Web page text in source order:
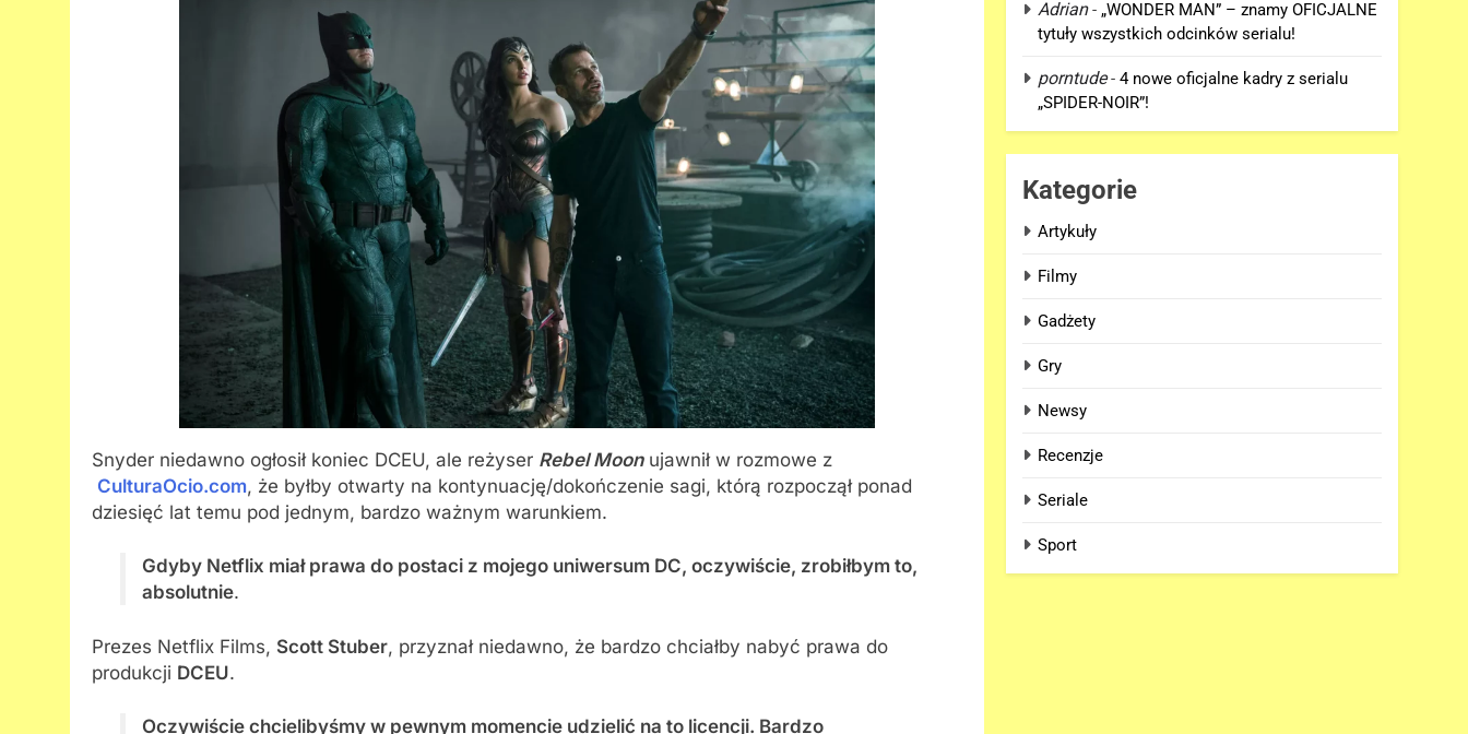
Snyder niedawno ogłosił koniec DCEU, ale reżyser Rebel Moonujawnił w rozmowe z
CulturaOcio.com, że byłby otwarty na kontynuację/dokończenie sagi, którą rozpoczął ponad
dziesięć lat temu pod jednym, bardzo ważnym warunkiem.
Gdyby Netflix miał prawa do postaci z mojego uniwersum DC, oczywiście, zrobiłbym to,
absolutnie.
Prezes Netflix Films, Scott Stuber, przyznał niedawno, że bardzo chciałby nabyć prawa do
produkcji DCEU.
Oczywiście chcielibyśmy w pewnym momencie udzielić na to licencji. Bardzo
Adrian- „WONDER MAN” – znamy OFICJALNE
tytuły wszystkich odcinków serialu!
porntude-4 nowe oficjalne kadry z serialu
„SPIDER-NOIR”!
Kategorie
Artykuły
Filmy
Gadżety
Gry
Newsy
Recenzje
Seriale
Sport